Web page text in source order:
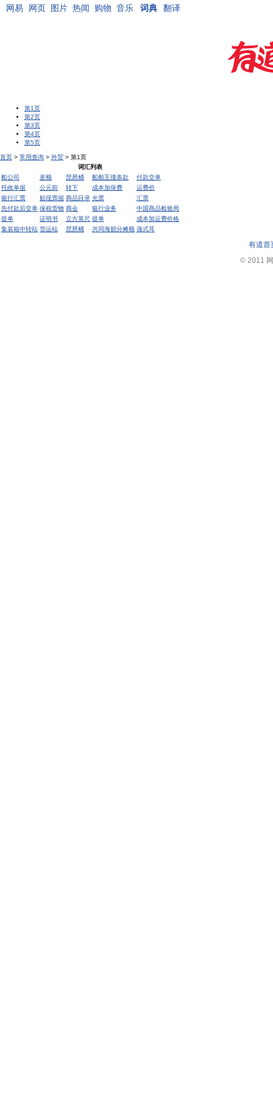
网易 网页 图片 热闻 购物 音乐 词典 翻译
第1页
第2页
第3页
第4页
第5页
首页 > 常用查询 > 外贸 > 第1页
词汇列表
船公司
差额 琵琶桶 船舶互撞条款
付款交单
托收单据
公元前 转下 成本加保费
运费价
银行汇票
贴现票据 商品目录 光票
汇票
先付款后交单 保税货物 商会 银行业务
中国商品检验局
提单
证明书 立方英尺 提单
成本加运费价格
集装箱中转站 货运站 琵琶桶 共同海损分摊额 蒲式耳
有道首
© 2011